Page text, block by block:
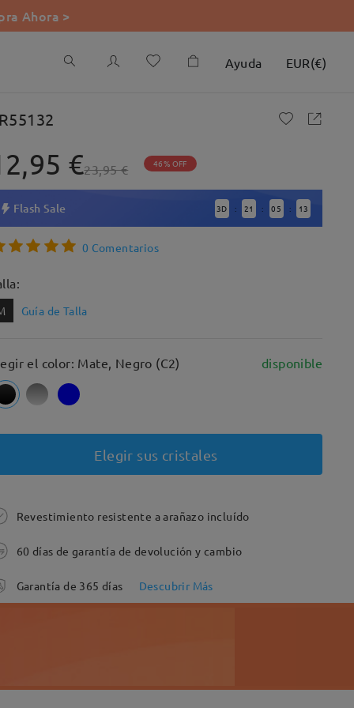
Ahora >
Ayuda EUR(€)
€23,95 € 46% OFF
Flash Sale 3D : 21 : 05 : 12
0 Comentarios
Guía de Talla
el color: Mate, Negro (C2) disponible
Elegir sus cristales
Revestimiento resistente a arañazo incluído
60 días de garantía de devolución y cambio
Garantía de 365 días Descubrir Más